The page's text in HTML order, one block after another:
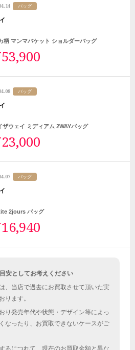
バッグ
柄 マンマバケット ショルダーバッグ
バッグ
ザウェイ ミディアム 2WAYバッグ
バッグ
2jours バッグ
安としてお考えください
、当店で過去にお買取させて頂いた実
ります。
り発売年代や状態・デザイン等によっ
なったり、お買取できないケースがご
るにつれて、現在のお買取金額と異な